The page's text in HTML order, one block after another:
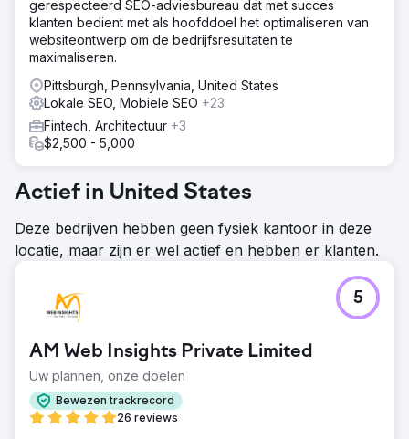
gerespecteerd SEO-adviesbureau dat met succes
klanten bedient met als hoofddoel het optimaliseren van
websiteontwerp om de bedrijfsresultaten te
maximaliseren.
Pittsburgh, Pennsylvania, United States
Lokale SEO, Mobiele SEO +23
Fintech, Architectuur +3
$2,500 - 5,000
Actief in United States
Deze bedrijven hebben geen fysiek kantoor in deze
locatie, maar zijn er wel actief en hebben er klanten.
AM Web Insights Private Limited
Uw plannen, onze doelen
Bewezen trackrecord
26 reviews
5